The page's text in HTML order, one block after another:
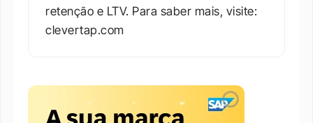
retenção e LTV. Para saber mais, visite: